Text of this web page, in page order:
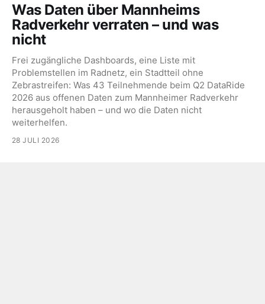
Was Daten über Mannheims
Radverkehr verraten – und was
nicht
Frei zugängliche Dashboards, eine Liste mit
Problemstellen im Radnetz, ein Stadtteil ohne
Zebrastreifen: Was 43 Teilnehmende beim Q2 DataRide
2026 aus offenen Daten zum Mannheimer Radverkehr
herausgeholt haben – und wo die Daten nicht
weiterhelfen.
28 JULI 2026